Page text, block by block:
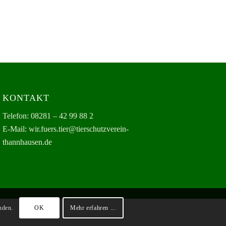
KONTAKT
Telefon: 08281 – 42 99 88 2
E-Mail: wir.fuers.tier@tierschutzverein-
thannhausen.de
OK Mehr erfahren ...